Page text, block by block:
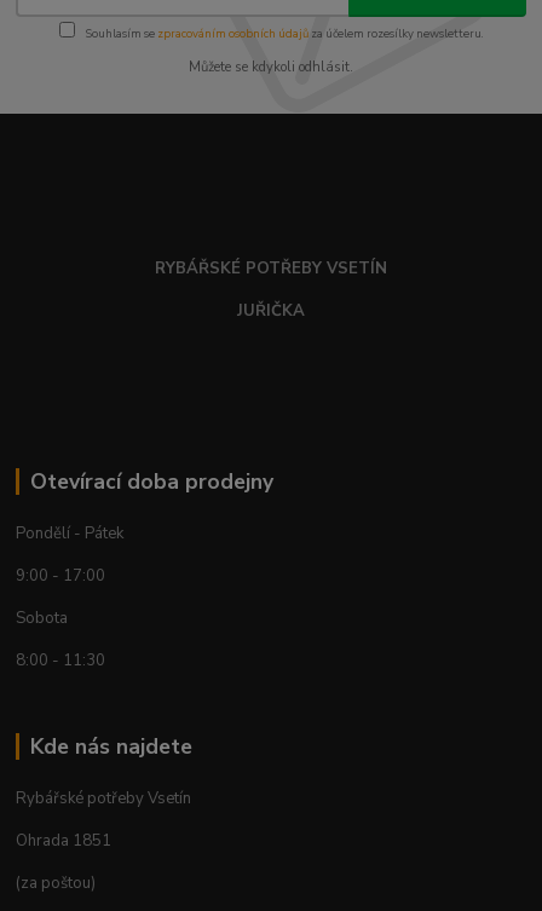
Souhlasím se zpracováním osobních údajůza účelem rozesílky newsletteru.
Můžete se kdykoli odhlásit.
RYBÁŘSKÉ POTŘEBY VSETÍN
JUŘIČKA
Otevírací doba prodejny
Pondělí - Pátek
9:00 - 17:00
Sobota
8:00 - 11:30
Kde nás najdete
Rybářské potřeby Vsetín
Ohrada 1851
(za poštou)